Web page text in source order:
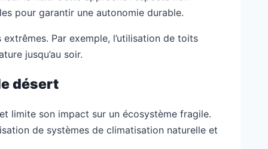
pour garantir une autonomie durable.
Par exemple, l’utilisation de toits
jusqu’au soir.
désert
limite son impact sur un écosystème fragile.
de systèmes de climatisation naturelle et